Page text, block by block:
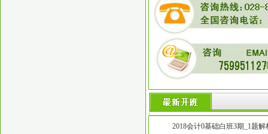
2018会计0基础白班3期_1题